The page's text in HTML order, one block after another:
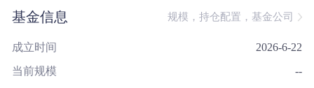
近三年 0.00 % --/--
近五年 --/--
基金信息 规模，持仓配置，基金公司
成立时间 2026-6-22
当前规模 --